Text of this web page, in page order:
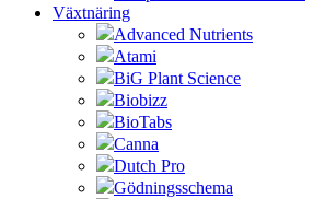
Växtnäring
Advanced Nutrients
Atami
BiG Plant Science
Biobizz
BioTabs
Canna
Dutch Pro
Gödningsschema